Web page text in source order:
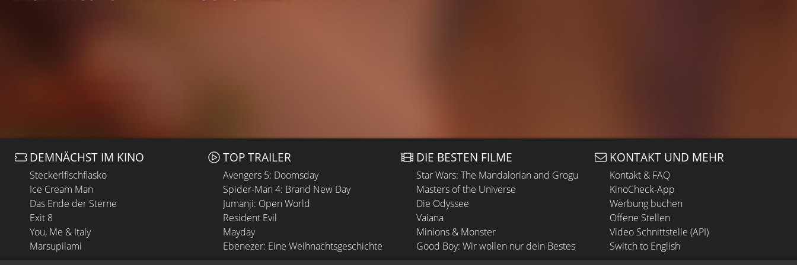
DEMNÄCHST IM KINO
Steckerlfischfiasko
Ice Cream Man
Das Ende der Sterne
Exit 8
You, Me & Italy
Marsupilami
TOP TRAILER
Avengers 5: Doomsday
Spider-Man 4: Brand New Day
Jumanji: Open World
Resident Evil
Mayday
Ebenezer: Eine Weihnachtsgeschichte
DIE BESTEN FILME
Star Wars: The Mandalorian and Grogu
Masters of the Universe
Die Odyssee
Vaiana
Minions & Monster
Good Boy: Wir wollen nur dein Bestes
KONTAKT UND MEHR
Kontakt & FAQ
KinoCheck-App
Werbung buchen
Offene Stellen
Video Schnittstelle (API)
Switch to English